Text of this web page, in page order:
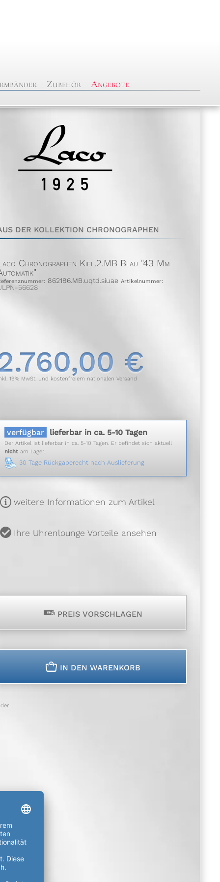
Zubehör Angebote
DER KOLLEKTION CHRONOGRAPHEN
Chronographen Kiel.2.MB Blau "43 Mm
862186.MB.uqtd.siuae Artikelnummer:
56628
€
19% MwSt. und kostenfreiem nationalen Versand
verfügbar lieferbar in ca. 5-10 Tagen
Der Artikel ist lieferbar in ca. 5-10 Tagen. Er befindet sich aktuell
nichtam Lager.
30 Tage Rückgaberecht nach Auslieferung
weitere Informationen zum Artikel
Ihre Uhrenlounge Vorteile ansehen
p PREIS VORSCHLAGEN
n IN DEN WARENKORB